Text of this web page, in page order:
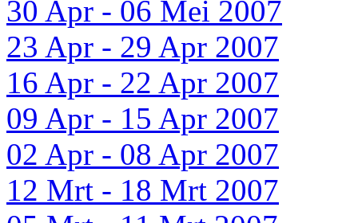
30 Apr - 06 Mei 2007
23 Apr - 29 Apr 2007
16 Apr - 22 Apr 2007
09 Apr - 15 Apr 2007
02 Apr - 08 Apr 2007
12 Mrt - 18 Mrt 2007